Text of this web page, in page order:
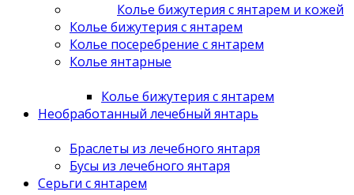
Колье бижутерия с янтарем и кожей
Колье бижутерия с янтарем
Колье посеребрение с янтарем
Колье янтарные
Колье бижутерия с янтарем
Необработанный лечебный янтарь
Браслеты из лечебного янтаря
Бусы из лечебного янтаря
Серьги с янтарем